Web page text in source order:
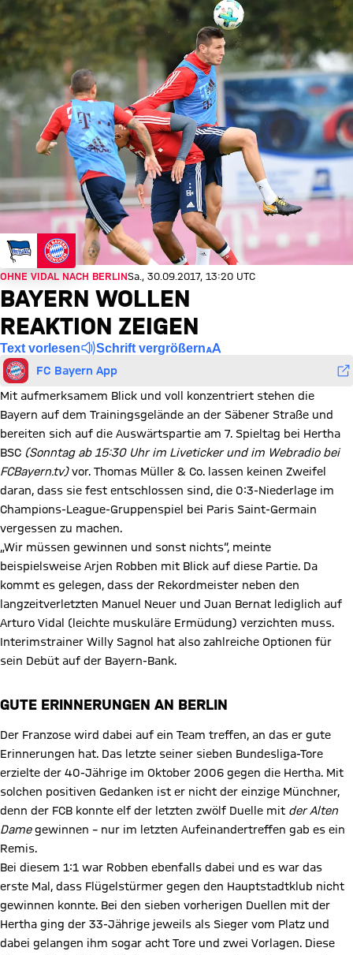
OHNE VIDAL NACH BERLINSa., 30.09.2017, 13:20 UTC
BAYERN WOLLEN
REAKTION ZEIGEN
Text vorlesen Schrift vergrößern
FC Bayern App
Mit aufmerksamem Blick und voll konzentriert stehen die
Bayern auf dem Trainingsgelände an der Säbener Straße und
bereiten sich auf die Auswärtspartie am 7. Spieltag bei Hertha
BSC (Sonntag ab 15:30 Uhr im Liveticker und im Webradio bei
FCBayern.tv)vor. Thomas Müller & Co. lassen keinen Zweifel
daran, dass sie fest entschlossen sind, die 0:3-Niederlage im
Champions-League-Gruppenspiel bei Paris Saint-Germain
vergessen zu machen.
„Wir müssen gewinnen und sonst nichts“, meinte
beispielsweise Arjen Robben mit Blick auf diese Partie. Da
kommt es gelegen, dass der Rekordmeister neben den
langzeitverletzten Manuel Neuer und Juan Bernat lediglich auf
Arturo Vidal (leichte muskuläre Ermüdung) verzichten muss.
Interimstrainer Willy Sagnol hat also zahlreiche Optionen für
sein Debüt auf der Bayern-Bank.
GUTE ERINNERUNGEN AN BERLIN
Der Franzose wird dabei auf ein Team treffen, an das er gute
Erinnerungen hat. Das letzte seiner sieben Bundesliga-Tore
erzielte der 40-Jährige im Oktober 2006 gegen die Hertha. Mit
solchen positiven Gedanken ist er nicht der einzige Münchner,
denn der FCB konnte elf der letzten zwölf Duelle mit der Alten
Damegewinnen – nur im letzten Aufeinandertreffen gab es ein
Remis.
Bei diesem 1:1 war Robben ebenfalls dabei und es war das
erste Mal, dass Flügelstürmer gegen den Hauptstadtklub nicht
gewinnen konnte. Bei den sieben vorherigen Duellen mit der
Hertha ging der 33-Jährige jeweils als Sieger vom Platz und
dabei gelangen ihm sogar acht Tore und zwei Vorlagen. Diese